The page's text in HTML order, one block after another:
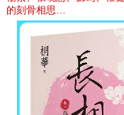
的刻骨相思…